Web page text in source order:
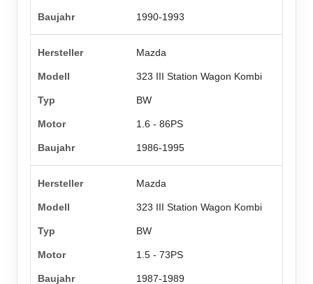
1990-1993
Mazda
323 III Station Wagon Kombi
BW
1.6 - 86PS
1986-1995
Mazda
323 III Station Wagon Kombi
BW
1.5 - 73PS
1987-1989